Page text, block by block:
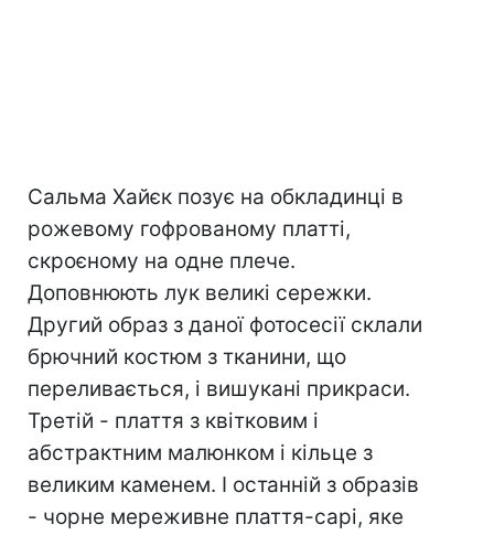
Сальма Хайєк позує на обкладинці в
рожевому гофрованому платті,
скроєному на одне плече.
Доповнюють лук великі сережки.
Другий образ з даної фотосесії склали
брючний костюм з тканини, що
переливається, і вишукані прикраси.
Третій - плаття з квітковим і
абстрактним малюнком і кільце з
великим каменем. І останній з образів
- чорне мереживне плаття-сарі, яке